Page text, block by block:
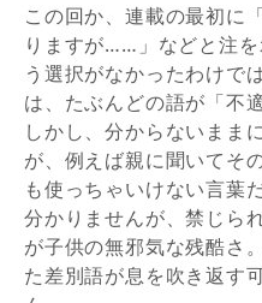
この回か、連載の最初に
りますが……」などと注
う選択がなかったわけで
は、たぶんどの語が「不
しかし、分からないまま
が、例えば親に聞いてそ
も使っちゃいけない言葉
分かりませんが、禁じら
が子供の無邪気な残酷さ
た差別語が息を吹き返す